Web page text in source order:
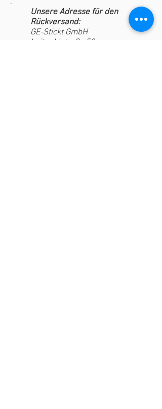
Unsere Adresse für den
Rückversand:
GE-Stickt GmbH
Luitpoldstraße 52